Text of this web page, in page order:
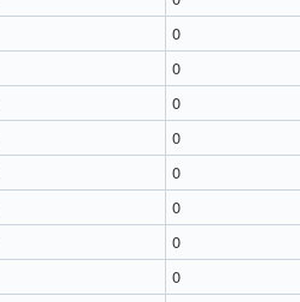
0
0
0
0
0
0
0
0